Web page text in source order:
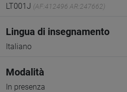
LT001J (AF:412496 AR:247662)
Lingua di insegnamento
Italiano
Modalità
In presenza